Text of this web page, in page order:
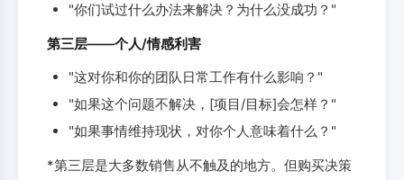
"你们试过什么办法来解决？为什么没成功？"
第三层——个人/情感利害
"这对你和你的团队日常工作有什么影响？"
"如果这个问题不解决，[项目/目标]会怎样？"
"如果事情维持现状，对你个人意味着什么？"
*第三层是大多数销售从不触及的地方。但购买决策